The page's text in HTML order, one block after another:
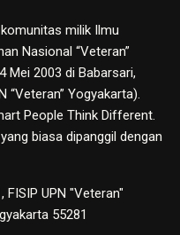
milik Ilmu
Nasional “Veteran”
Mei 2003 di Babarsari,
“Veteran” Yogyakarta).
People Think Different.
biasa dipanggil dengan
FISIP UPN "Veteran"
55281